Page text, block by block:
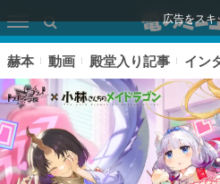
広告をスキ
赫本 動画 殿堂入り記事 イン